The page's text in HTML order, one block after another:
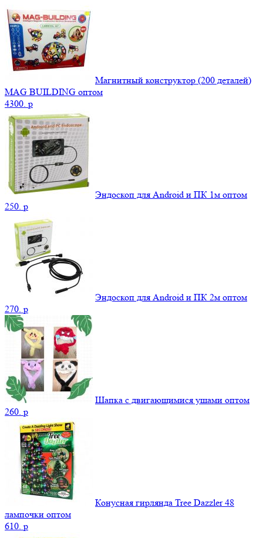
Магнитный конструктор (200 деталей)
MAG BUILDING оптом
4300. p
Эндоскоп для Android и ПК 1м оптом
250. p
Эндоскоп для Android и ПК 2м оптом
270. p
Шапка с двигающимися ушами оптом
260. p
Конусная гирлянда Tree Dazzler 48
лампочки оптом
610. p